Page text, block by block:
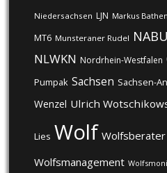
Niedersachsen LJN Markus Bathen
MT6 Munsteraner Rudel NABU
NLWKN Nordrhein-Westfalen
Pumpak Sachsen Sachsen-
Wenzel Ulrich
Lies Wolf Wolfsberater
Wolfsmanagement